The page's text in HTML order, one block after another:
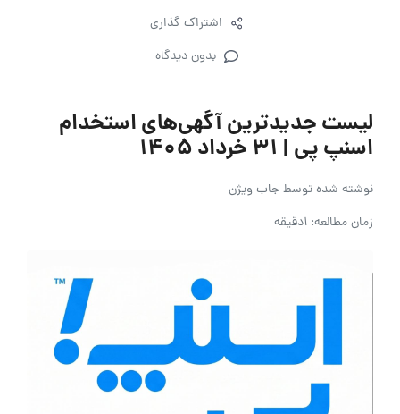
اشتراک گذاری
بدون دیدگاه
لیست جدیدترین آگهی‌های استخدام
اسنپ پی | ۳۱ خرداد ۱۴۰۵
نوشته شده توسطجاب ویژن
زمان مطالعه: 1دقیقه